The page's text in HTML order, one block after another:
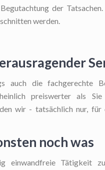
der
werden.
auch die fachgerechte
preiswerter als
wir - tatsächlich nur, für
noch was
einwandfreie Tätigkeit